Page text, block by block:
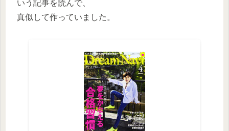
いう記事を読んで、
真似して作っていました。